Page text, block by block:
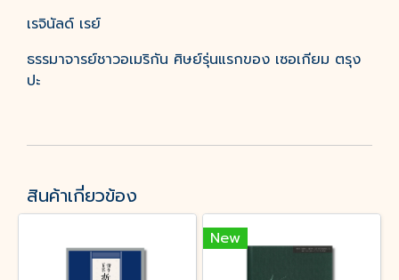
เรจินัลด์ เรย์
ธรรมาจารย์ชาวอเมริกัน ศิษย์รุ่นแรกของ เซอเกียม ตรุง
ปะ
สินค้าเกี่ยวข้อง
New